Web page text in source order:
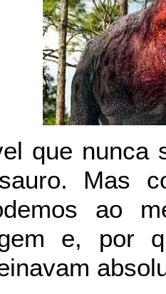
que nunca
Mas
ao
e, por